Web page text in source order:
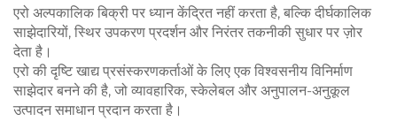
एरो अल्पकालिक बिक्री पर ध्यान केंद्रित नहीं करता है, बल्कि दीर्घकालिक
साझेदारियों, स्थिर उपकरण प्रदर्शन और निरंतर तकनीकी सुधार पर ज़ोर
देता है।
एरो की दृष्टि खाद्य प्रसंस्करणकर्ताओं के लिए एक विश्वसनीय विनिर्माण
साझेदार बनने की है, जो व्यावहारिक, स्केलेबल और अनुपालन-अनुकूल
उत्पादन समाधान प्रदान करता है।